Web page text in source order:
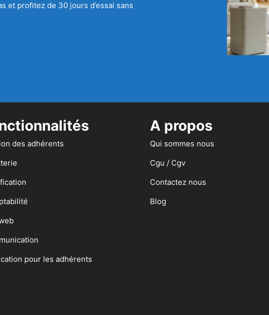
et profitez de 30 jours d’essai sans
des adhérents
pour les adhérents
A propos
Qui sommes nous
Cgu / Cgv
Contactez nous
Blog